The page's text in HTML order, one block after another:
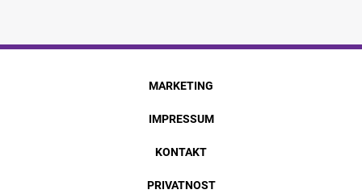
MARKETING
IMPRESSUM
KONTAKT
PRIVATNOST